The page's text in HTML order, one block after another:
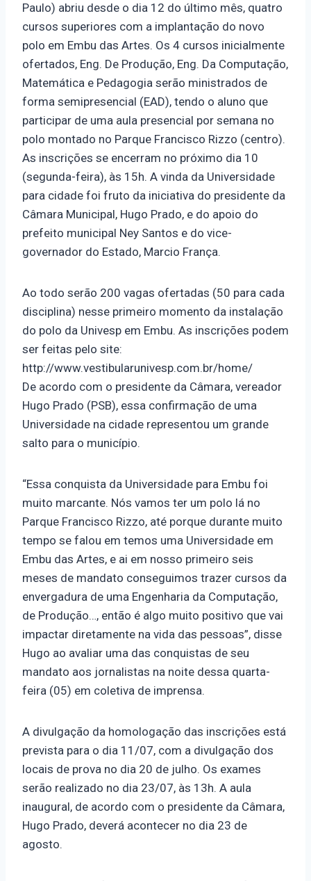
Paulo) abriu desde o dia 12 do último mês, quatro
cursos superiores com a implantação do novo
polo em Embu das Artes. Os 4 cursos inicialmente
ofertados, Eng. De Produção, Eng. Da Computação,
Matemática e Pedagogia serão ministrados de
forma semipresencial (EAD), tendo o aluno que
participar de uma aula presencial por semana no
polo montado no Parque Francisco Rizzo (centro).
As inscrições se encerram no próximo dia 10
(segunda-feira), às 15h. A vinda da Universidade
para cidade foi fruto da iniciativa do presidente da
Câmara Municipal, Hugo Prado, e do apoio do
prefeito municipal Ney Santos e do vice-
governador do Estado, Marcio França.
Ao todo serão 200 vagas ofertadas (50 para cada
disciplina) nesse primeiro momento da instalação
do polo da Univesp em Embu. As inscrições podem
ser feitas pelo site:
http://www.vestibularunivesp.com.br/home/
De acordo com o presidente da Câmara, vereador
Hugo Prado (PSB), essa confirmação de uma
Universidade na cidade representou um grande
salto para o município.
“Essa conquista da Universidade para Embu foi
muito marcante. Nós vamos ter um polo lá no
Parque Francisco Rizzo, até porque durante muito
tempo se falou em temos uma Universidade em
Embu das Artes, e ai em nosso primeiro seis
meses de mandato conseguimos trazer cursos da
envergadura de uma Engenharia da Computação,
de Produção…, então é algo muito positivo que vai
impactar diretamente na vida das pessoas”, disse
Hugo ao avaliar uma das conquistas de seu
mandato aos jornalistas na noite dessa quarta-
feira (05) em coletiva de imprensa.
A divulgação da homologação das inscrições está
prevista para o dia 11/07, com a divulgação dos
locais de prova no dia 20 de julho. Os exames
serão realizado no dia 23/07, às 13h. A aula
inaugural, de acordo com o presidente da Câmara,
Hugo Prado, deverá acontecer no dia 23 de
agosto.